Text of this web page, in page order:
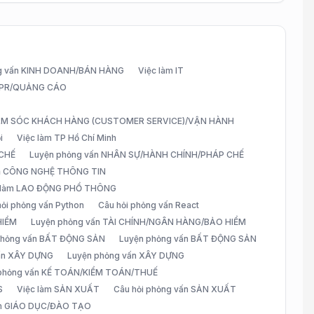
vấn KINH DOANH/BÁN HÀNG
Việc làm IT
QUẢNG CÁO
SÓC KHÁCH HÀNG (CUSTOMER SERVICE)/VẬN HÀNH
Việc làm TP Hồ Chí Minh
Luyện phỏng vấn NHÂN SỰ/HÀNH CHÍNH/PHÁP CHẾ
NGHỆ THÔNG TIN
LAO ĐỘNG PHỔ THÔNG
phỏng vấn Python
Câu hỏi phỏng vấn React
Luyện phỏng vấn TÀI CHÍNH/NGÂN HÀNG/BẢO HIỂM
vấn BẤT ĐỘNG SẢN
Luyện phỏng vấn BẤT ĐỘNG SẢN
XÂY DỰNG
Luyện phỏng vấn XÂY DỰNG
vấn KẾ TOÁN/KIỂM TOÁN/THUẾ
Việc làm SẢN XUẤT
Câu hỏi phỏng vấn SẢN XUẤT
GIÁO DỤC/ĐÀO TẠO